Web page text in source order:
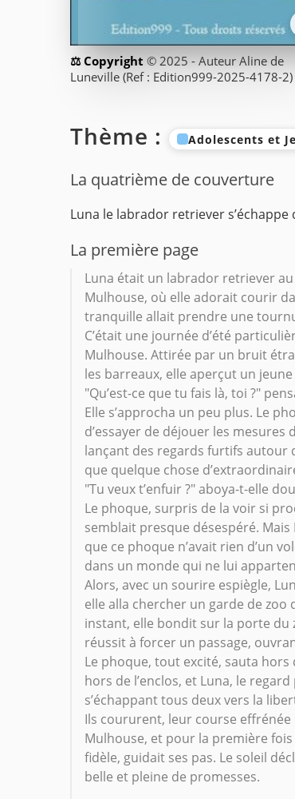
© 2025 - Auteur Aline de
Luneville (Ref : Edition999-2025-4178-2)
Thème : Adolescents et
La quatrième de couverture
Luna le labrador retriever
La première page
Luna était un labrador retriever
Mulhouse, où elle adorait courir
tranquille allait prendre une
C’était une journée d’été
Mulhouse. Attirée par un bruit
les barreaux, elle aperçut un
"Qu’est-ce que tu fais là, toi ?"
Elle s’approcha un peu plus. Le
d’essayer de déjouer les
lançant des regards furtifs autour
que quelque chose
"Tu veux t’enfuir ?" aboya-t-elle
Le phoque, surpris de la voir si
semblait presque désespéré.
que ce phoque n’avait rien d’un
dans un monde qui ne lui
Alors, avec un sourire espiègle,
elle alla chercher un garde de
instant, elle bondit sur la porte du
réussit à forcer un passage,
Le phoque, tout excité, sauta hors
hors de l’enclos, et Luna, le
s’échappant tous deux vers la
Ils coururent, leur course
Mulhouse, et pour la première
fidèle, guidait ses pas. Le soleil
belle et pleine de promesses.